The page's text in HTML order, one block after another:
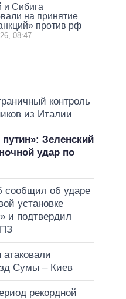
и Сибига
на принятие
против рф
08:47
контроль
из Италии
Зеленский
удар по
сообщил об ударе
установке
и подтвердил
Сумы – Киев
рекордной